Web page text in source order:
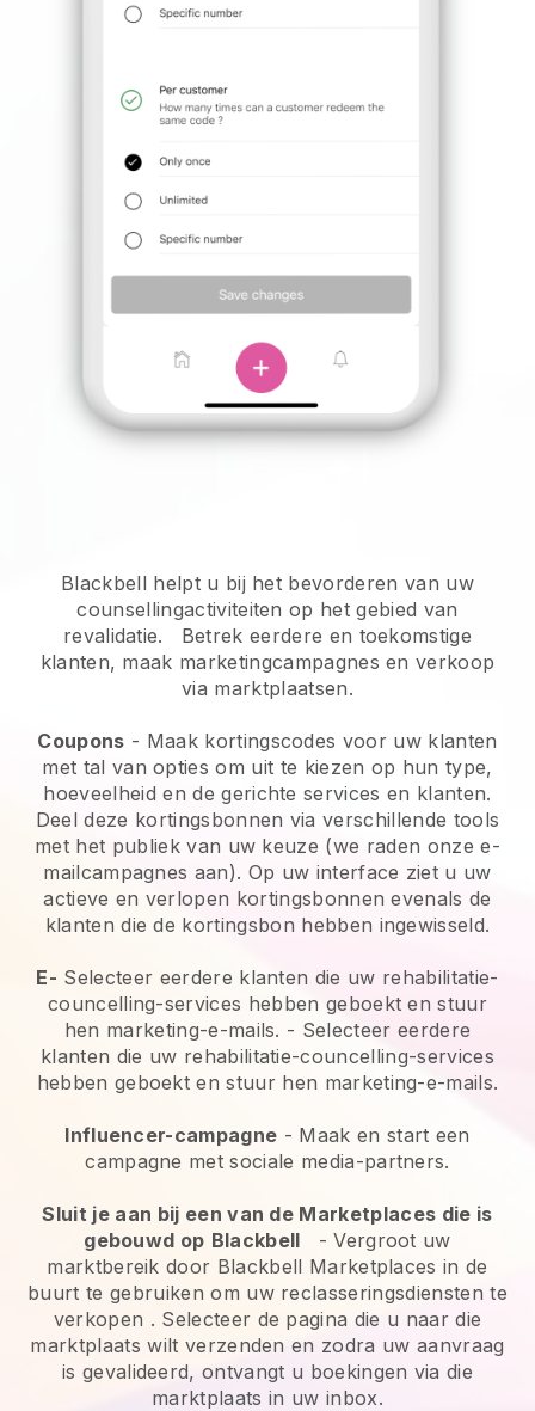
Blackbell helpt u bij het bevorderen van uw
counsellingactiviteiten op het gebied van
revalidatie.
Betrek eerdere en toekomstige
klanten, maak marketingcampagnes en verkoop
via marktplaatsen.
Coupons - Maak kortingscodes voor uw klanten
met tal van opties om uit te kiezen op hun type,
hoeveelheid en de gerichte services en klanten.
Deel deze kortingsbonnen via verschillende tools
met het publiek van uw keuze (we raden onze e-
mailcampagnes aan). Op uw interface ziet u uw
actieve en verlopen kortingsbonnen evenals de
klanten die de kortingsbon hebben ingewisseld.
E- Selecteer eerdere klanten die uw rehabilitatie-
councelling-services hebben geboekt en stuur
hen marketing-e-mails. - Selecteer eerdere
klanten die uw rehabilitatie-councelling-services
hebben geboekt en stuur hen marketing-e-mails.
Influencer-campagne - Maak en start een
campagne met sociale media-partners.
Sluit je aan bij een van de Marketplaces die is
gebouwd op Blackbell -Vergroot uw
marktbereik door Blackbell Marketplaces in de
buurt te gebruiken om uw reclasseringsdiensten te
verkopen . Selecteer de pagina die u naar die
marktplaats wilt verzenden en zodra uw aanvraag
is gevalideerd, ontvangt u boekingen via die
marktplaats in uw inbox.